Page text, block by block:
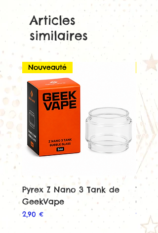
non sucrée mais légèrement
boisée ne vous laissera pas
indifférent !
50/50 PG/VG
Fabriqué en France
Articles
similaires
Nouveauté
Pyrex Z Nano 3 Tank de
GeekVape
Prix
2,90 €
Tank
Prix
22,90 €